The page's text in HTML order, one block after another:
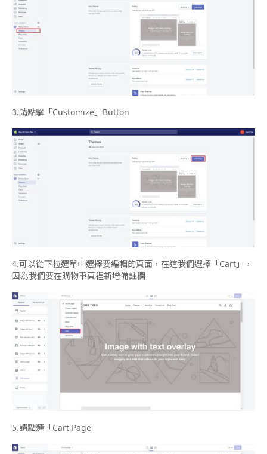
3.請點擊「Customize 」 Button
4.可以從下拉選單中選擇要編輯的頁面，在這我們選擇「Cart 」，
因為我們要在購物車頁裡新增備註欄
5.請點選「Cart Page 」